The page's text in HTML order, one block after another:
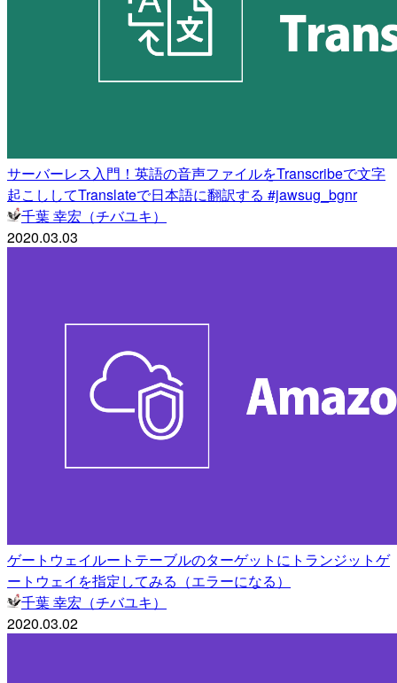
サーバーレス入門！英語の音声ファイルをTranscribeで文字
起こししてTranslateで日本語に翻訳する #jawsug_bgnr
千葉 幸宏（チバユキ）
2020.03.03
ゲートウェイルートテーブルのターゲットにトランジットゲ
ートウェイを指定してみる（エラーになる）
千葉 幸宏（チバユキ）
2020.03.02